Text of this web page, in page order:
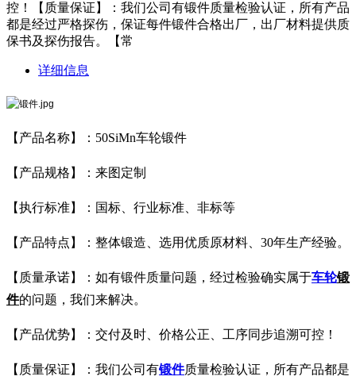
控！【质量保证】：我们公司有锻件质量检验认证，所有产品
都是经过严格探伤，保证每件锻件合格出厂，出厂材料提供质
保书及探伤报告。【常
详细信息
【产品名称】：50SiMn车轮锻件
【产品规格】：来图定制
【执行标准】：国标、行业标准、非标等
【产品特点】：整体锻造、选用优质原材料、30年生产经验。
【质量承诺】：如有锻件质量问题，经过检验确实属于车轮锻
件的问题，我们来解决。
【产品优势】：交付及时、价格公正、工序同步追溯可控！
【质量保证】：我们公司有锻件质量检验认证，所有产品都是